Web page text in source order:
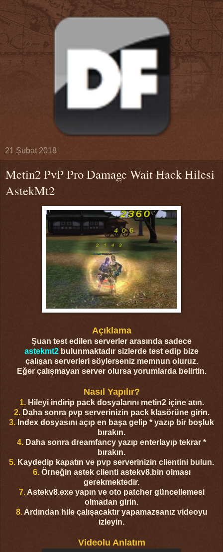
21 Şubat 2018
Metin2 PvP Pro Damage Wait Hack Hilesi
AstekMt2
Açıklama
Şuan test edilen serverler arasında sadece
astekmt2 bulunmaktadır sizlerde test edip bize
çalışan serverleri söylerseniz memnun oluruz.
Eğer çalışmayan server olursa yorumlarda belirtin.
Nasıl Yapılır?
1. Hileyi indirip pack dosyalarını metin2 içine atın.
2. Daha sonra pvp serverinizin pack klasörüne girin.
3. Index dosyasını açıp en başa gelip * yazıp bir boşluk
bırakın.
4. Daha sonra dreamfancy yazıp enterlayıp tekrar *
bırakın.
5. Kaydedip kapatın ve pvp serverinizin clientini bulun.
6. Örneğin astek clienti astekv8.bin olması
gerekmektedir.
7.Astekv8.exe yapın ve oto patcher güncellemesi
olmadan girin.
8.Ardından hile çalışacaktır yapamazsanız videoyu
izleyin.
Videolu Anlatım